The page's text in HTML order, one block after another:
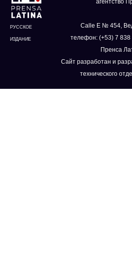
РУССКОЕ
ИЗДАНИЕ
агентство
Calle E № 454,
телефон: (+53) 7
Пренса
Сайт разработан и
технического